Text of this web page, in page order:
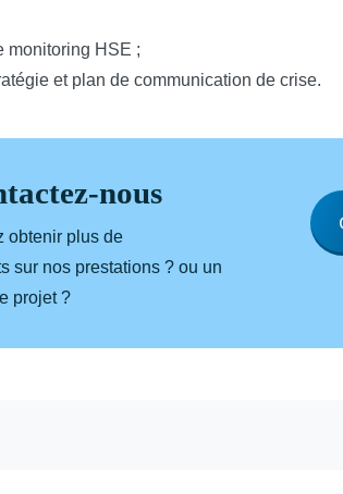
monitoring HSE ;
et plan de communication de crise.
nous
obtenir plus de
sur nos prestations ? ou un
projet ?